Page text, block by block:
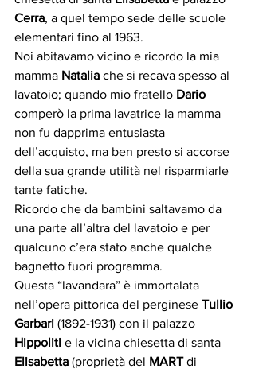
Cerra, a quel tempo sede delle scuole
elementari fino al 1963.
Noi abitavamo vicino e ricordo la mia
mamma Natalia che si recava spesso al
lavatoio; quando mio fratello Dario
comperò la prima lavatrice la mamma
non fu dapprima entusiasta
dell’acquisto, ma ben presto si accorse
della sua grande utilità nel risparmiarle
tante fatiche.
Ricordo che da bambini saltavamo da
una parte all’altra del lavatoio e per
qualcuno c’era stato anche qualche
bagnetto fuori programma.
Questa “lavandara” è immortalata
nell’opera pittorica del perginese Tullio
Garbari (1892-1931) con il palazzo
Hippoliti e la vicina chiesetta di santa
Elisabetta (proprietà del MART di